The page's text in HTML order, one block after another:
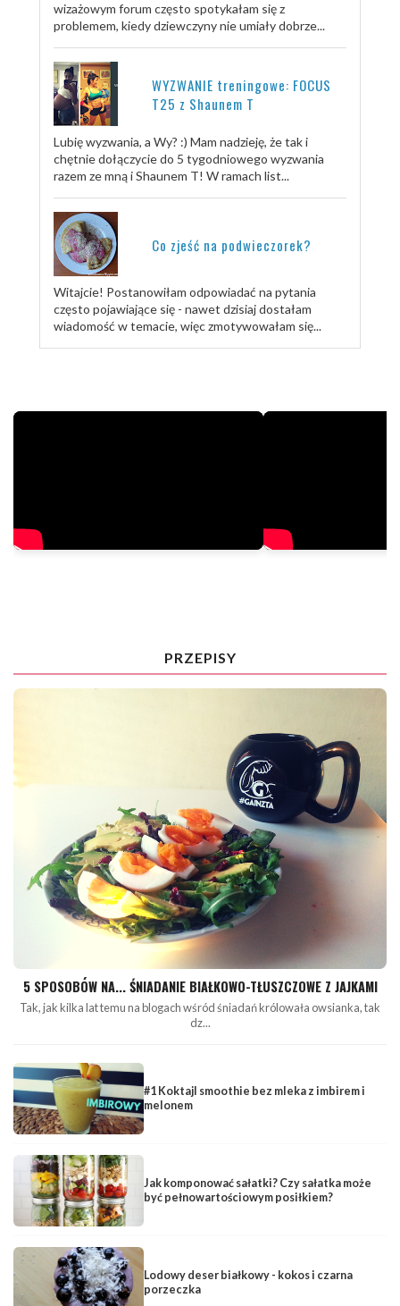
wizażowym forum często spotykałam się z
problemem, kiedy dziewczyny nie umiały dobrze...
WYZWANIE treningowe: FOCUS
T25 z Shaunem T
Lubię wyzwania, a Wy? :) Mam nadzieję, że tak i
chętnie dołączycie do 5 tygodniowego wyzwania
razem ze mną i Shaunem T! W ramach list...
Co zjeść na podwieczorek?
Witajcie! Postanowiłam odpowiadać na pytania
często pojawiające się - nawet dzisiaj dostałam
wiadomość w temacie, więc zmotywowałam się...
PRZEPISY
5 SPOSOBÓW NA... ŚNIADANIE BIAŁKOWO-TŁUSZCZOWE Z JAJKAMI
Tak, jak kilka lat temu na blogach wśród śniadań królowała owsianka, tak
dz...
#1 Koktajl smoothie bez mleka z imbirem i
melonem
Jak komponować sałatki? Czy sałatka może
być pełnowartościowym posiłkiem?
Lodowy deser białkowy - kokos i czarna
porzeczka